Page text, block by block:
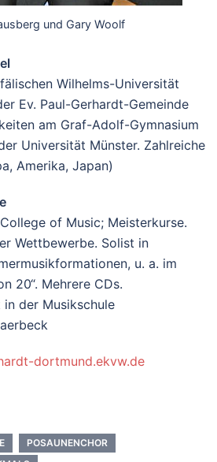
und Gary Woolf
Wilhelms-Universität
Ev. Paul-Gerhardt-Gemeinde
am Graf-Adolf-Gymnasium
Universität Münster. Zahlreiche
Amerika, Japan)
of Music; Meisterkurse.
Wettbewerbe. Solist in
u. a. im
20“. Mehrere CDs.
der Musikschule
dortmund.ekvw.de
POSAUNENCHOR